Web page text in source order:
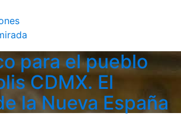
para el pueblo
CDMX. El
la Nueva España